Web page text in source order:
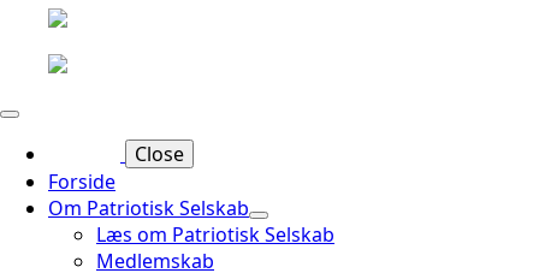
Close
Forside
Om Patriotisk Selskab
Læs om Patriotisk Selskab
Medlemskab